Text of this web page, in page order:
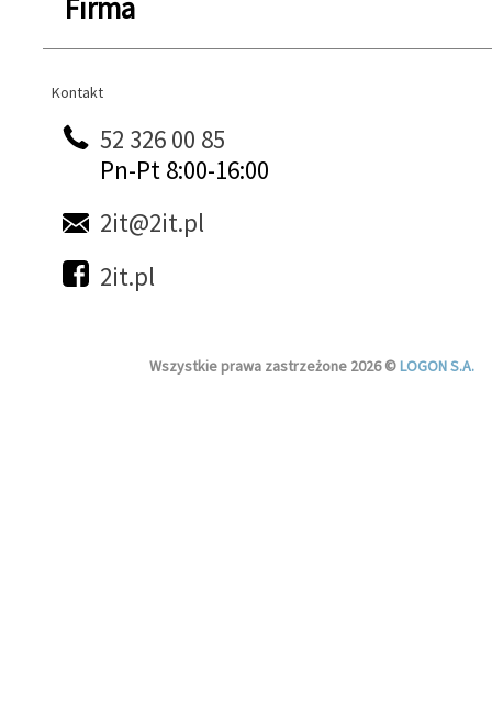
Firma
Kontakt
Kontakt
52 326 00 85
Pn-Pt 8:00-16:00
2it@2it.pl
2it.pl
Wszystkie prawa zastrzeżone 2026 ©LOGON S.A.